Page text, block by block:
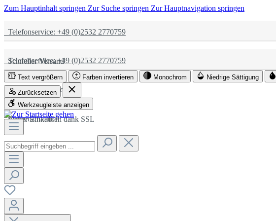
Zum Hauptinhalt springen Zur Suche springen Zur Hauptnavigation springen
Telefonservice: +49 (0)2532 2770759
Schneller Versand
Partnerschaftlich
Sicher Einkaufen dank SSL
Telefonservice: +49 (0)2532 2770759
Schneller Versand
Partnerschaftlich
Sicher Einkaufen dank SSL
Text vergrößern Farben invertieren Monochrom Niedrige Sättigung
Zurücksetzen
Werkzeugleiste anzeigen